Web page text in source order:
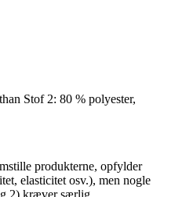
Stof 2: 80 % polyester,
produkterne, opfylder
elasticitet osv.), men nogle
2) kræver særlig